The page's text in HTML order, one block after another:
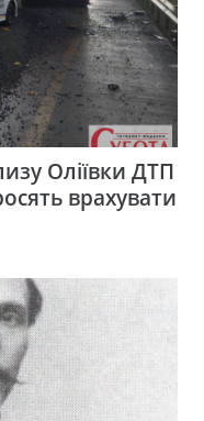
Оліївки ДТП
врахувати